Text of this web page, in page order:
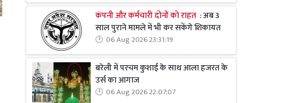
कंपनी और कर्मचारी दोनों को राहत :अब 3
साल पुराने मामले में भी कर सकेंगे शिकायत
06 Aug 2026 23:31:19
बरेली में परचम कुशाई के साथ आला हजरत के
उर्स का आगाज
06 Aug 2026 22:07:07